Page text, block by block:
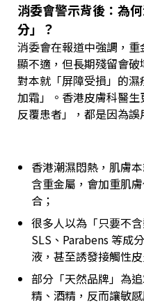
消委會警示背後：為
分」？
消委會在報道中強調，
顯不適，但長期殘留會
對本就「屏障受損」的
加霜」。香港皮膚科醫
反覆患者」，都是因為誤
香港潮濕悶熱，肌膚
含重金屬，會加重肌
合；
很多人以為「只要不
SLS、Parabens 等成
液，甚至誘發接觸性皮
部分「天然品牌」為
精、酒精，反而讓敏